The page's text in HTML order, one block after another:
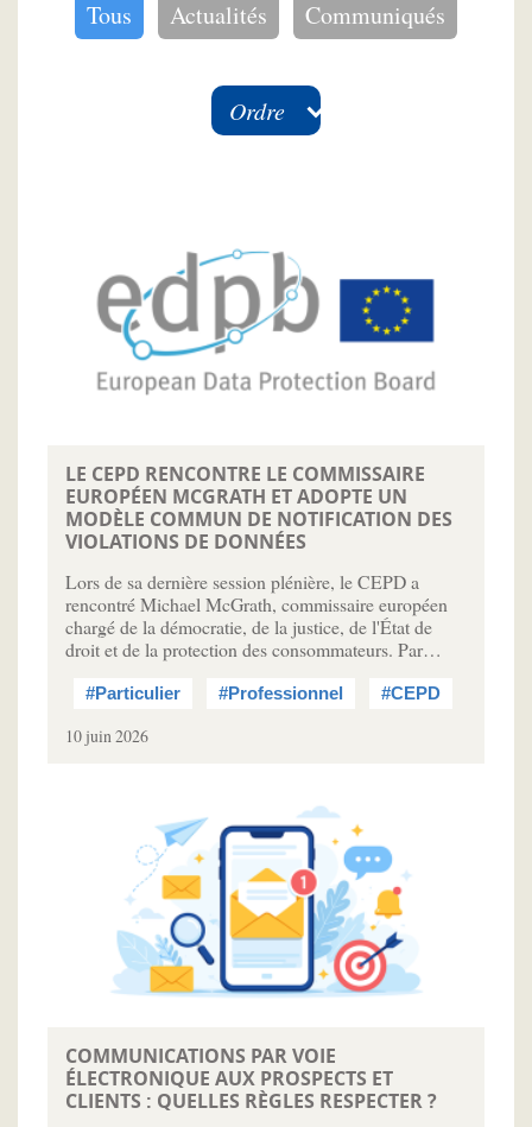
Tous Actualités Communiqués
Ordre
LE CEPD RENCONTRE LE COMMISSAIRE
EUROPÉEN MCGRATH ET ADOPTE UN
MODÈLE COMMUN DE NOTIFICATION DES
VIOLATIONS DE DONNÉES
Lors de sa dernière session plénière, le CEPD a
rencontré Michael McGrath, commissaire européen
chargé de la démocratie, de la justice, de l'État de
droit et de la protection des consommateurs. Par…
#Particulier #Professionnel #CEPD
10 juin 2026
COMMUNICATIONS PAR VOIE
ÉLECTRONIQUE AUX PROSPECTS ET
CLIENTS : QUELLES RÈGLES RESPECTER ?